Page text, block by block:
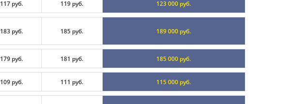
117 руб. 119 руб. 123 000 руб.
183 руб. 185 руб. 189 000 руб.
179 руб. 181 руб. 185 000 руб.
109 руб. 111 руб. 115 000 руб.